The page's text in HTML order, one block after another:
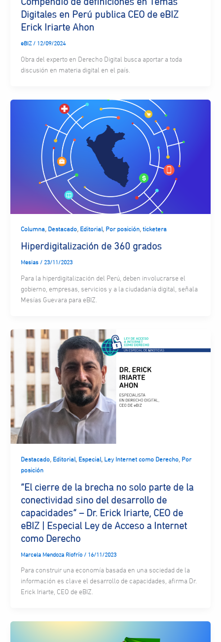
Compendio de definiciones en Temas
Digitales en Perú publica CEO de eBIZ
Erick Iriarte Ahon
eBIZ / 12/09/2024
Obra del experto en Derecho Digital busca aportar a toda
discusión en materia digital en el país.
Columna, Destacado, Editorial, Por posición, ticketera
Hiperdigitalización de 360 grados
Mesias / 23/11/2023
Para la hiperdigitalización del Perú, deben involucrarse el
gobierno, empresas, servicios y a la ciudadanía digital, señala
Mesías Guevara para eBIZ.
Destacado, Editorial, Especial, Ley Internet como Derecho, Por
posición
“El cierre de la brecha no solo parte de la
conectividad sino del desarrollo de
capacidades” – Dr. Erick Iriarte, CEO de
eBIZ | Especial Ley de Acceso a Internet
como Derecho
Marcela Mendoza Riofrío / 16/11/2023
Para construir una economía basada en una sociedad de la
información es clave el desarrollo de capacidades, afirma Dr.
Erick Iriarte, CEO de eBIZ.